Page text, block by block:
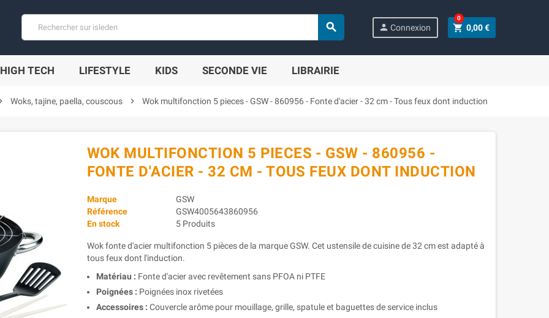
 person Connexion shopping_cart 0,00 €
0
HIGH TECH LIFESTYLE KIDS SECONDE VIE LIBRAIRIE
chevron_right Woks, tajine, paella, couscous chevron_right Wok multifonction 5 pieces - GSW - 860956 - Fonte d'acier - 32 cm - Tous feux dont induction
WOK MULTIFONCTION 5 PIECES - GSW - 860956 -
FONTE D'ACIER - 32 CM - TOUS FEUX DONT INDUCTION
Marque
GSW
Référence
GSW4005643860956
En stock
5 Produits
Wok fonte d'acier multifonction 5 pièces de la marque GSW. Cet ustensile de cuisine de 32 cm est adapté à
tous feux dont l'induction.
Matériau : Fonte d'acier avec revêtement sans PFOA ni PTFE
Poignées : Poignées inox rivetées
Accessoires : Couvercle arôme pour mouillage, grille, spatule et baguettes de service inclus